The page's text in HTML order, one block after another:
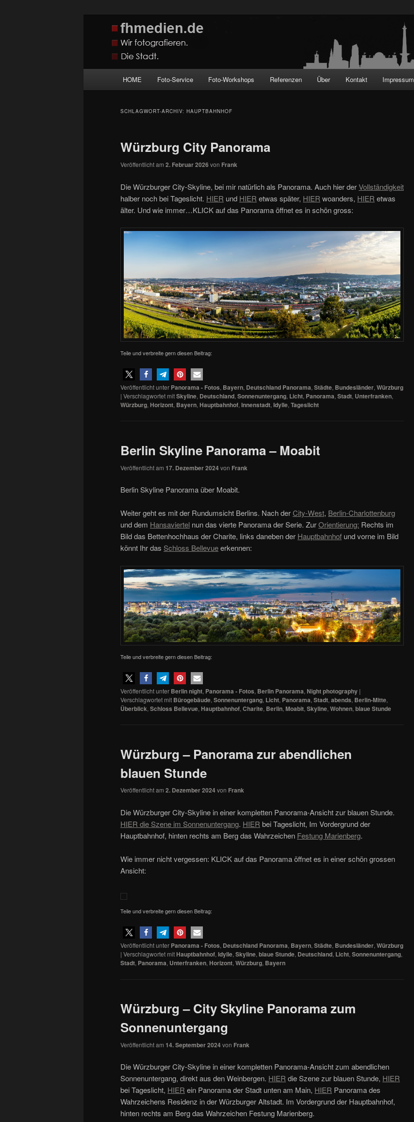
fhmedien.de
Wir fotografieren die Hauptstadt!
HOME Foto-Service Foto-Workshops Referenzen Über Kontakt Impressum
SCHLAGWORT-ARCHIV: HAUPTBAHNHOF
Würzburg City Panorama
Veröffentlicht am 2. Februar 2026 von Frank
Die Würzburger City-Skyline, bei mir natürlich als Panorama. Auch hier derVollständigkeit
halber noch bei Tageslicht. HIER und HIER etwas später, HIER woanders, HIER etwas
älter. Und wie immer…KLICK auf das Panorama öffnet es in schön gross:
Teile und verbreite gern diesen Beitrag:
Veröffentlicht unter Panorama - Fotos, Bayern, Deutschland Panorama, Städte, Bundesländer, Würzburg
| Verschlagwortet mitSkyline, Deutschland, Sonnenuntergang, Licht, Panorama, Stadt, Unterfranken,
Würzburg, Horizont, Bayern, Hauptbahnhof, Innenstadt, Idylle, Tageslicht
Berlin Skyline Panorama – Moabit
Veröffentlicht am 17. Dezember 2024von Frank
Berlin Skyline Panorama über Moabit.
Weiter geht es mit der Rundumsicht Berlins. Nach derCity-West, Berlin-Charlottenburg
und dem Hansaviertel nun das vierte Panorama der Serie. ZurOrientierung: Rechts im
Bild das Bettenhochhaus der Charite, links daneben der Hauptbahnhof und vorne im Bild
könnt Ihr das Schloss Bellevueerkennen:
Teile und verbreite gern diesen Beitrag:
Veröffentlicht unter Berlin night, Panorama - Fotos, Berlin Panorama, Night photography |
Verschlagwortet mit Bürogebäude, Sonnenuntergang, Licht, Panorama, Stadt, abends, Berlin-Mitte,
Überblick, Schloss Bellevue, Hauptbahnhof, Charite, Berlin, Moabit, Skyline, Wohnen, blaue Stunde
Würzburg – Panorama zur abendlichen
blauen Stunde
Veröffentlicht am 2. Dezember 2024von Frank
Die Würzburger City-Skyline in einer kompletten Panorama-Ansicht zur blauen Stunde.
HIER die Szene im Sonnenuntergang. HIER bei Tageslicht, Im Vordergrund der
Hauptbahnhof, hinten rechts am Berg das Wahrzeichen Festung Marienberg.
Wie immer nicht vergessen: KLICK auf das Panorama öffnet es in einer schön grossen
Ansicht:
Teile und verbreite gern diesen Beitrag:
Veröffentlicht unter Panorama - Fotos, Deutschland Panorama, Bayern, Städte, Bundesländer, Würzburg
| Verschlagwortet mit Hauptbahnhof, Idylle, Skyline, blaue Stunde, Deutschland, Licht, Sonnenuntergang,
Stadt, Panorama, Unterfranken, Horizont, Würzburg, Bayern
Würzburg – City Skyline Panorama zum
Sonnenuntergang
Veröffentlicht am 14. September 2024von Frank
Die Würzburger City-Skyline in einer kompletten Panorama-Ansicht zum abendlichen
Sonnenuntergang, direkt aus den Weinbergen. HIER die Szene zur blauen Stunde, HIER
bei Tageslicht, HIER ein Panorama der Stadt unten am Main, HIER Panorama des
Wahrzeichens Residenz in der Würzburger Altstadt. Im Vordergrund der Hauptbahnhof,
hinten rechts am Berg das Wahrzeichen Festung Marienberg.